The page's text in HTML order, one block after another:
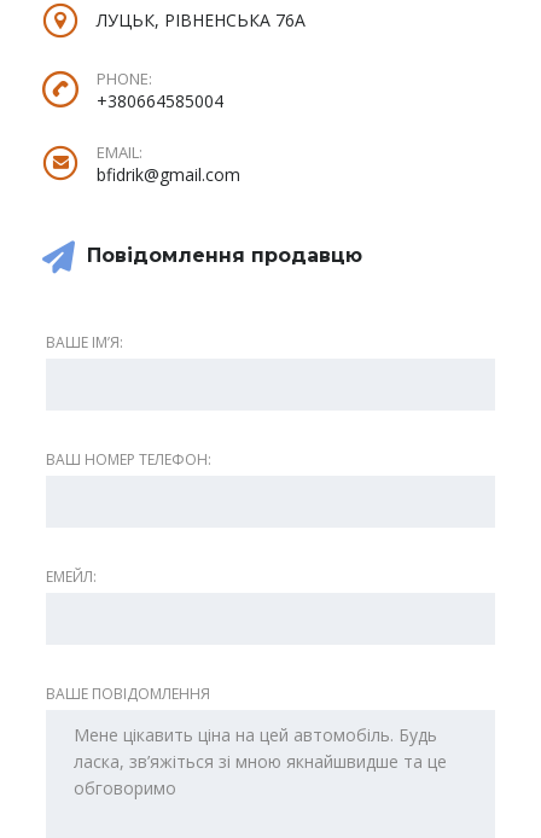
ЛУЦЬК, РІВНЕНСЬКА 76А
PHONE:
+380664585004
EMAIL:
bfidrik@gmail.com
Повідомлення продавцю
ВАШЕ ІМʼЯ:
ВАШ НОМЕР ТЕЛЕФОН:
ЕМЕЙЛ:
ВАШЕ ПОВІДОМЛЕННЯ